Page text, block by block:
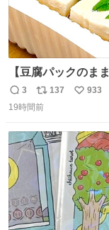
【豆腐パックのま
丁、秒でなくなる 豆腐に大葉をはさんで、めんつゆに漬け
るだけ。冷蔵庫で
い日にもぴったりの
はリプ欄を見てね👇
返
信
3
リ
ポ
ト
数
137
い
数
933
19時間前